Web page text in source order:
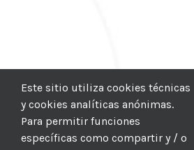
Este sitio utiliza cookies técnicas
y cookies analíticas anónimas.
Para permitir funciones
específicas como compartir y / o